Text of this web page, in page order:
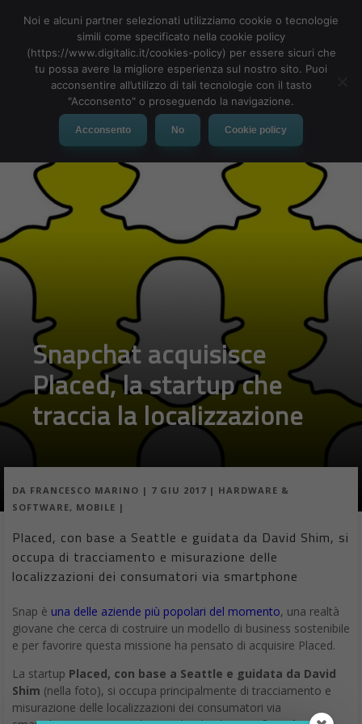
MENU
Snapchat acquisisce
Placed, la startup che
traccia la localizzazione
DA FRANCESCO MARINO | 7 GIU 2017 | HARDWARE &
SOFTWARE, MOBILE |
Placed, con base a Seattle e guidata da David Shim, si
occupa di tracciamento e misurazione delle
localizzazioni dei consumatori via smartphone
Snap è una delle aziende più popolari del momento, una realtà
giovane che cerca di costruire un modello di business sostenibile
e per favorire questa missione ha pensato di acquisire Placed.
La startup Placed, con base a Seattle e guidata da David
Shim (nella foto), si occupa principalmente di tracciamento e
misurazione delle localizzazioni dei consumatori via
Noi e alcuni partner selezionati utilizziamo cookie o tecnologie
simili come specificato nella cookie policy
(https://www.digitalic.it/cookies-policy) per essere sicuri che
tu possa avere la migliore esperienza sul nostro sito. Puoi
acconsentire all’utilizzo di tali tecnologie con il tasto
"Acconsento" o proseguendo la navigazione.
Acconsento No Cookie policy